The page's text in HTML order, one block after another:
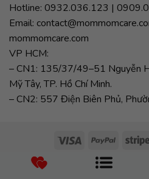
Hotline: 0932.036.123 |
Email:
mommomcare.com
VP HCM:
– CN1: 135/37/49–51 Nguyễn
Mỹ Tây, TP. Hồ Chí Minh.
– CN2: 557 Điện Biên Phủ,